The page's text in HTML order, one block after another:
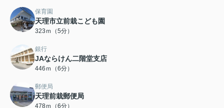
保育園
天理市立前栽こども園
323ｍ（5分）
銀行
JAならけん二階堂支店
446ｍ（6分）
郵便局
天理前栽郵便局
478ｍ（6分）